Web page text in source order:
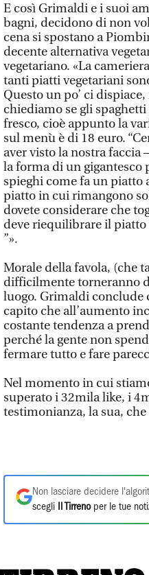
E così Grimaldi e i suoi
bagni, decidono di non
cena si spostano a
decente alternativa
vegetariano. «La
tanti piatti vegetariani
Questo un po’ ci
chiediamo se gli
fresco, cioè appunto la
sul menù è di 18 euro.
aver visto la nostra faccia
la forma di un
spieghi come fa un piatto
piatto in cui rimangono
dovete considerare che
deve riequilibrare il piatto
”».
Morale della favola, (che
difficilmente torneranno
luogo. Grimaldi conclude
capito che all’aumento
costante tendenza a
perché la gente non
fermare tutto e fare
Nel momento in cui
superato i 32mila like, i
testimonianza, la sua,
Non lasciare decidere
scegli
Il Tirrenoper le tue